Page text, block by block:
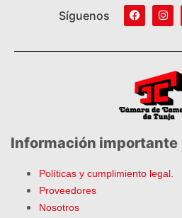
Síguenos
Información importante
Políticas y cumplimiento legal.
Proveedores
Nosotros